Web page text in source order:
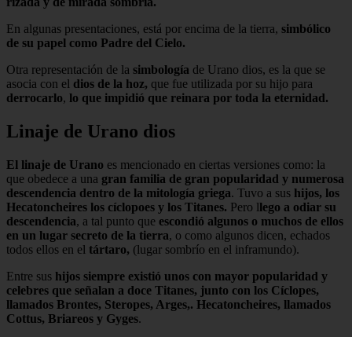
En algunas presentaciones, está por encima de la tierra, simbólico
de su papel como Padre del Cielo.
Otra representación de la simbología de Urano dios, es la que se
asocia con el dios de la hoz, que fue utilizada por su hijo para
derrocarlo, lo que impidió que reinara por toda la eternidad.
Linaje de Urano dios
El linaje de Urano es mencionado en ciertas versiones como: la
que obedece a una gran familia de gran popularidad y numerosa
descendencia dentro de la mitología griega. Tuvo a sus hijos, los
Hecatoncheires los cíclopoes y los Titanes. Pero llego a odiar su
descendencia, a tal punto que escondió algunos o muchos de ellos
en un lugar secreto de la tierra, o como algunos dicen, echados
todos ellos en el tártaro, (lugar sombrío en el inframundo).
Entre sus hijos siempre existió unos con mayor popularidad y
celebres que señalan a doce Titanes, junto con los Cíclopes,
llamados Brontes, Steropes, Arges,. Hecatoncheires, llamados
Cottus, Briareos y Gyges.